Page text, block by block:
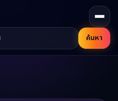
ค้นหา